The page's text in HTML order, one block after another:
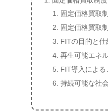
固定価格買取
固定価格買取
FITの目的と仕
再生可能エネ
FIT導入による
持続可能な社